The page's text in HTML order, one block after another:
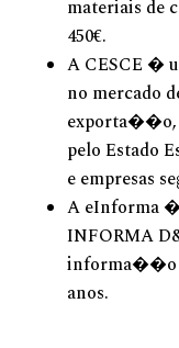
materiais de
450€.
A CESCE �
no mercado
exporta��o,
pelo Estado
e empresas
A eInforma
INFORMA
informa��o
anos.